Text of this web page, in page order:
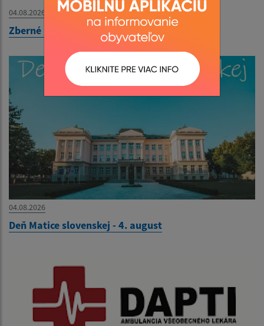
04.08.2026
Zberné miesto - OZNAM
04.08.2026
Deň Matice slovenskej - 4. august